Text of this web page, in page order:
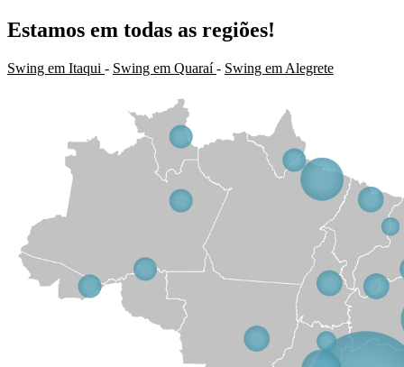
Estamos em todas as regiões!
Swing em Itaqui - Swing em Quaraí- Swing em Alegrete